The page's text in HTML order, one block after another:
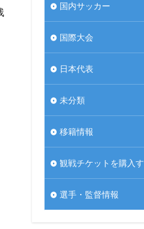
国内サッカー
国際大会
日本代表
未分類
移籍情報
観戦チケットを購入
選手・監督情報